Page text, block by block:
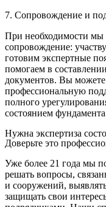
7. Сопровождение и
При необходимости мы
сопровождение:
готовим экспертные
помогаем в
документов. Вы
профессиональную
полного
состоянием
Нужна экспертиза
Доверьте это
Уже более 21 года мы
решать вопросы,
и сооружений,
защищать свои